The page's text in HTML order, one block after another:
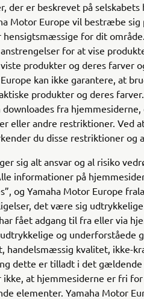
der er beskrevet på
Motor Europe vil bestræbe
for dit
for at vise
produkter og deres farver
kan ikke garantere, at
produkter og deres
fra
eller andre restriktioner. Ved
du disse restriktioner og
sig alt ansvar og al risiko
informationer på
og Yamaha Motor Europe
det være sig
fået adgang til fra eller via
og underforståede
handelsmæssig kvalitet, ikke-
dette er tilladt i det gældende
ikke, at hjemmesiderne er fri
elementer. Yamaha Motor